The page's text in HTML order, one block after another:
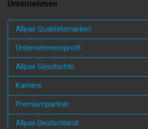
Unternehmen
Allpax Qualitätsmarken
Unternehmensprofil
Allpax Geschichte
Karriere
Premiumpartner
Allpax Deutschland